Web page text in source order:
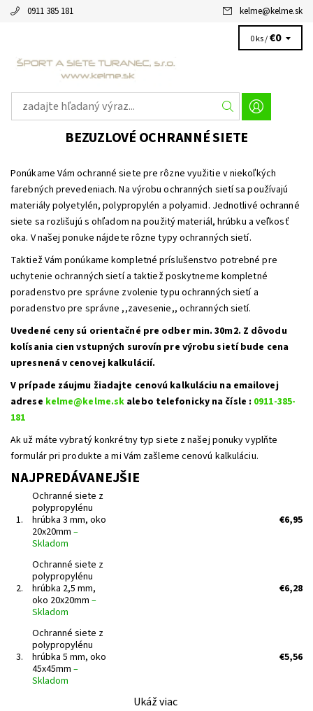
0911 385 181 kelme@kelme.sk
0 ks /€0
BEZUZLOVÉ OCHRANNÉ SIETE
Ponúkame Vám ochranné siete pre rôzne využitie v niekoľkých
farebných prevedeniach. Na výrobu ochranných sietí sa používajú
materiály polyetylén, polypropylén a polyamid. Jednotlivé ochranné
siete sa rozlišujú s ohľadom na použitý materiál, hrúbku a veľkosť
oka. V našej ponuke nájdete rôzne typy ochranných sietí.
Taktiež Vám ponúkame kompletné príslušenstvo potrebné pre
uchytenie ochranných sietí a taktiež poskytneme kompletné
poradenstvo pre správne zvolenie typu ochranných sietí a
poradenstvo pre správne ,,zavesenie,, ochranných sietí.
Uvedené ceny sú orientačné pre odber min. 30m2. Z dôvodu
kolísania cien vstupných surovín pre výrobu sietí bude cena
upresnená v cenovej kalkulácií.
V prípade záujmu žiadajte cenovú kalkuláciu na emailovej
adrese kelme@kelme.sk alebo telefonicky na čísle : 0911-385-
181
Ak už máte vybratý konkrétny typ siete z našej ponuky vyplňte
formulár pri produkte a mi Vám zašleme cenovú kalkuláciu.
NAJPREDÁVANEJŠIE
1.
Ochranné siete z
polypropylénu
hrúbka 3 mm, oko
20x20mm –
Skladom
€6,95
2.
Ochranné siete z
polypropylénu
hrúbka 2,5 mm,
oko 20x20mm –
Skladom
€6,28
3.
Ochranné siete z
polypropylénu
hrúbka 5 mm, oko
45x45mm –
Skladom
€5,56
Ukáž viac